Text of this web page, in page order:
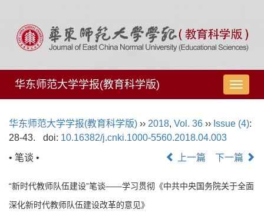
导
航
换
华东师范大学学报(教育科学版)
华东师范大学学报(教育科学版) ›› 2018, Vol. 36 ›› Issue (4):
28-43.
doi: 10.16382/j.cnki.1000-5560.2018.04.003
• 笔谈 •
上一篇 下一篇
“新时代教师队伍建设”笔谈——学习贯彻《中共中央国务院关于全面
深化新时代教师队伍建设改革的意见》